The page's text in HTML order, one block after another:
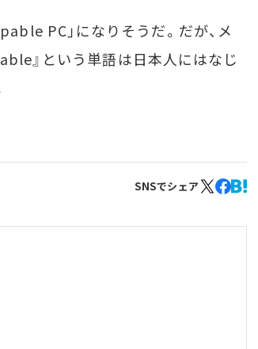
PC」になりそうだ。だが、メ
』という単語は日本人にはなじ
SNSでシェア